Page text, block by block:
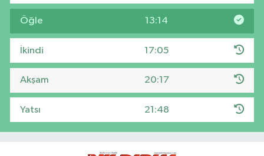
Öğle 13:14
İkindi 17:05
Akşam 20:17
Yatsı 21:48